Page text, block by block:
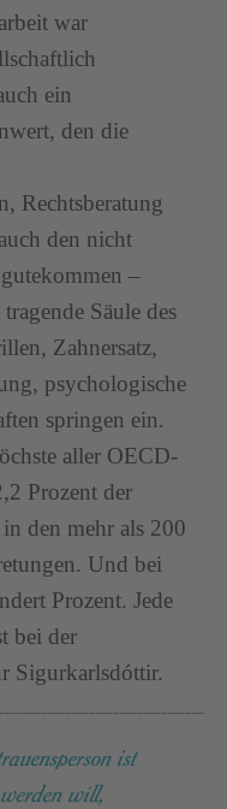
war
ein
den die
Rechtsberatung
den nicht
–
Säule des
Zahnersatz,
psychologische
springen ein.
aller OECD-
Prozent der
den mehr als 200
Und bei
Prozent. Jede
bei der
Sigurkarlsdóttir.
ist
will,